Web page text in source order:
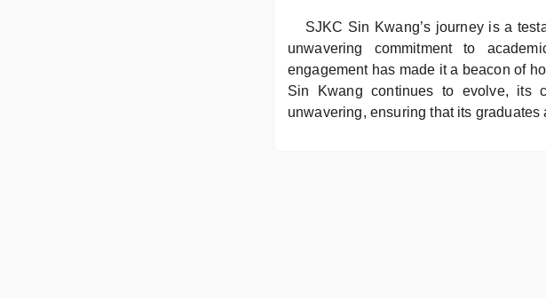
SJKC Sin Kwang’s journey is a
unwavering commitment to
engagement has made it a beacon of
Sin Kwang continues to evolve, its
unwavering, ensuring that its